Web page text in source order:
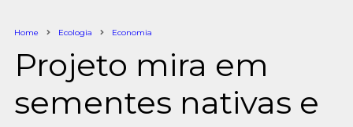
Home Ecologia Economia
Projeto mira em
sementes nativas e